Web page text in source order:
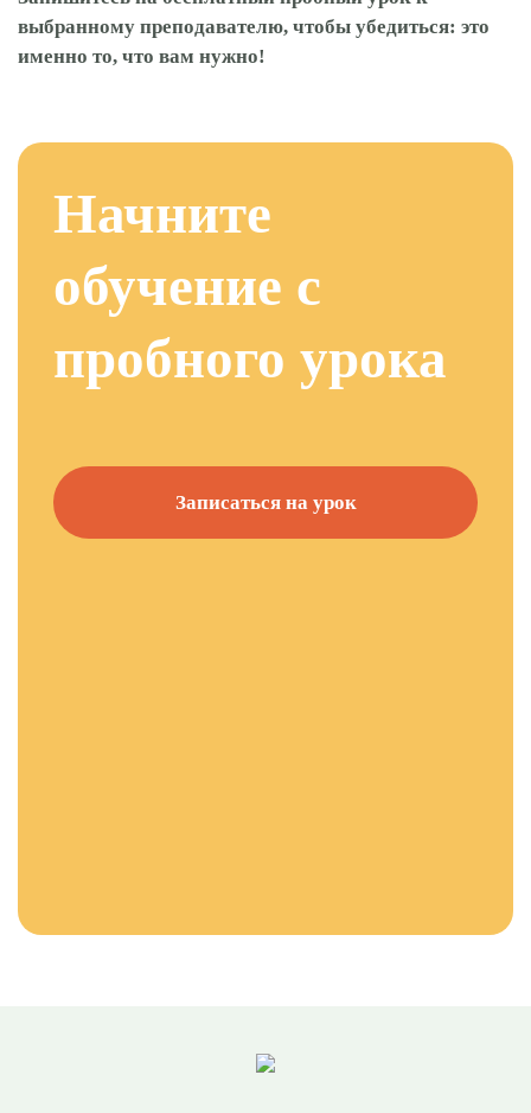
выбранному преподавателю, чтобы убедиться: это
именно то, что вам нужно!
Начните
обучение с
пробного урока
Записаться на урок